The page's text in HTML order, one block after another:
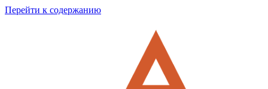
Перейти к содержанию